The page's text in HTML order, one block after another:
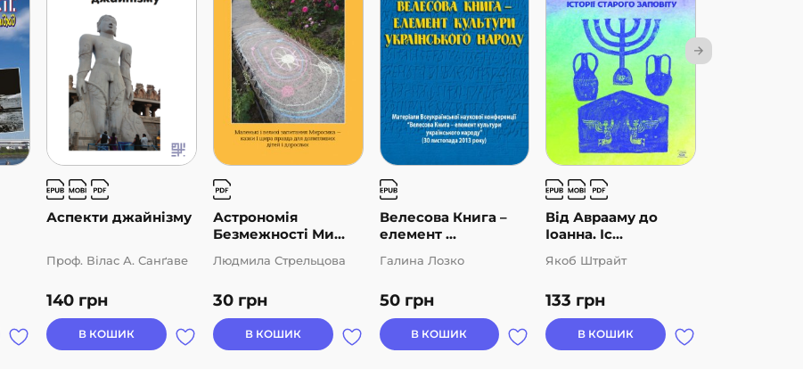
Аспекти джайнізму
140 грн
Проф. Вілас А. Санґаве
В КОШИК
Астрономія
Безмежності Ми...
30 грн
Людмила Стрельцова
В КОШИК
Велесова Книга –
елемент ...
50 грн
Галина Лозко
В КОШИК
Від Аврааму до
Іоанна. Іс...
133 грн
Якоб Штрайт
В КОШИК